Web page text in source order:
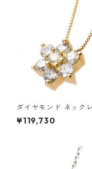
ダイヤモンド ネック
t K18 イエローゴール
ラット 花 フラワーモ
¥119,730